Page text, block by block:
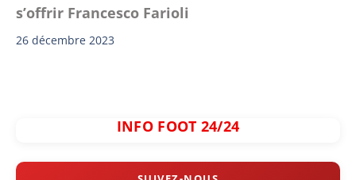
s’offrir Francesco Farioli
26 décembre 2023
INFO FOOT 24/24